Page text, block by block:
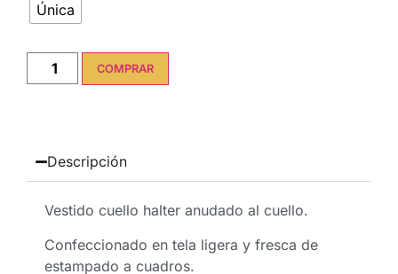
Única
COMPRAR
Descripción
Vestido cuello halter anudado al cuello.
Confeccionado en tela ligera y fresca de
estampado a cuadros.